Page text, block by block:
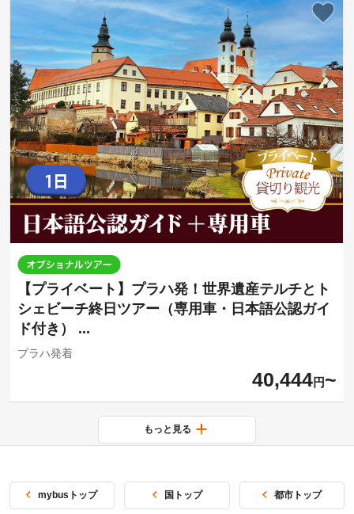
【プライベート】プラハ発！世界遺産テルチとト
シェビーチ終日ツアー（専用車・日本語公認ガイ
ド付き） ...
プラハ発着
40,444円
もっと見る
mybusトップ 国トップ 都市トップ